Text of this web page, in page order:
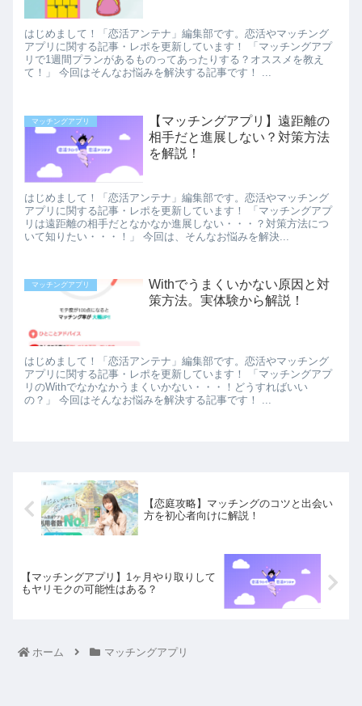
はじめまして！「恋活アンテナ」編集部です。恋活やマッチング
アプリに関する記事・レポを更新しています！ 「マッチングアプ
リで1週間プランがあるものってあったりする？オススメを教え
て！」 今回はそんなお悩みを解決する記事です！ ...
マッチングアプリ
【マッチングアプリ】遠距離の
相手だと進展しない？対策方法
を解説！
はじめまして！「恋活アンテナ」編集部です。恋活やマッチング
アプリに関する記事・レポを更新しています！ 「マッチングアプ
リは遠距離の相手だとなかなか進展しない・・・？対策方法につ
いて知りたい・・・！」 今回は、そんなお悩みを解決...
マッチングアプリ
Withでうまくいかない原因と対
策方法。実体験から解説！
はじめまして！「恋活アンテナ」編集部です。恋活やマッチング
アプリに関する記事・レポを更新しています！ 「マッチングアプ
リのWithでなかなかうまくいかない・・・！どうすればいい
の？」 今回はそんなお悩みを解決する記事です！ ...
【恋庭攻略】マッチングのコツと出会い
方を初心者向けに解説！
【マッチングアプリ】1ヶ月やり取りして
もヤリモクの可能性はある？
ホーム マッチングアプリ